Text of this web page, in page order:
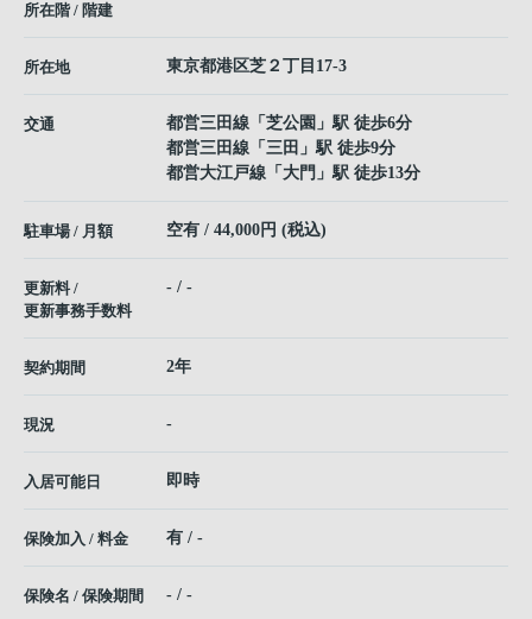
所在階 / 階建
所在地 東京都港区芝 ２丁目17-3
交通 都営三田線 「 芝公園 」駅 徒歩6分
都営三田線 「 三田 」駅 徒歩9分
都営大江戸線 「 大門 」駅 徒歩13分
駐車場 / 月額 空有 / 44,000円 (税込)
更新料 /
更新事務手数料
- / -
契約期間 2年
現況 -
入居可能日 即時
保険加入 / 料金 有 / -
保険名 / 保険期間 - / -